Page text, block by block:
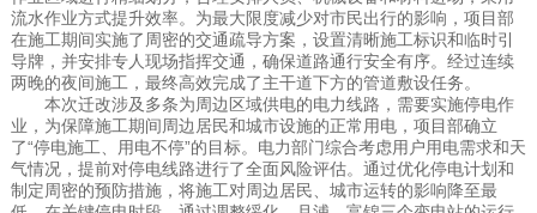
流水作业方式提升效率。为最大限度减少对市民出行的影响，项目部
在施工期间实施了周密的交通疏导方案，设置清晰施工标识和临时引
导牌，并安排专人现场指挥交通，确保道路通行安全有序。经过连续
两晚的夜间施工，最终高效完成了主干道下方的管道敷设任务。
本次迁改涉及多条为周边区域供电的电力线路，需要实施停电作
业，为保障施工期间周边居民和城市设施的正常用电，项目部确立
了“停电施工、用电不停”的目标。电力部门综合考虑用户用电需求和天
气情况，提前对停电线路进行了全面风险评估。通过优化停电计划和
制定周密的预防措施，将施工对周边居民、城市运转的影响降至最